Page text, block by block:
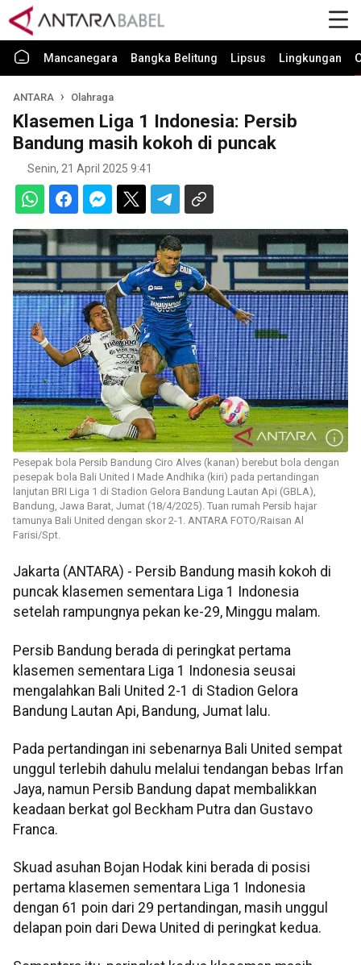
Mancanegara Bangka Belitung Lipsus Lingkungan
ANTARA Olahraga
Klasemen Liga 1 Indonesia: Persib
Bandung masih kokoh di puncak
Senin, 21 April 2025 9:41
Pesepak bola Persib Bandung Ciro Alves (kanan) berebut bola dengan
pesepak bola Bali United I Made Andhika (kiri) pada pertandingan
lanjutan BRI Liga 1 di Stadion Gelora Bandung Lautan Api (GBLA),
Bandung, Jawa Barat, Jumat (18/4/2025). Tuan rumah Persib hajar
tamunya Bali United dengan skor 2-1. ANTARA FOTO/Raisan Al
Farisi/Spt.
Jakarta (ANTARA) - Persib Bandung masih kokoh di
puncak klasemen sementara Liga 1 Indonesia
setelah rampungnya pekan ke-29, Minggu malam.
Persib Bandung berada di peringkat pertama
klasemen sementara Liga 1 Indonesia seusai
mengalahkan Bali United 2-1 di Stadion Gelora
Bandung Lautan Api, Bandung, Jumat lalu.
Pada pertandingan ini sebenarnya Bali United sempat
unggul terlebih dahulu melalui tendangan bebas Irfan
Jaya, namun Persib Bandung dapat membalikkan
keadaan berkat gol Beckham Putra dan Gustavo
Franca.
Skuad asuhan Bojan Hodak kini berada di posisi
pertama klasemen sementara Liga 1 Indonesia
dengan 61 poin dari 29 pertandingan, masih unggul
delapan poin dari Dewa United di peringkat kedua.